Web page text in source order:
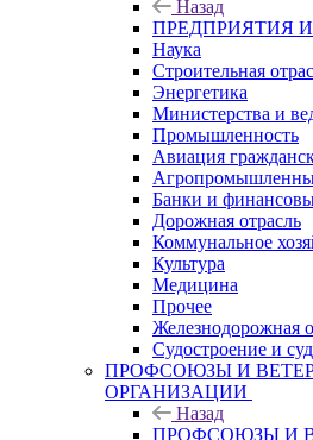
Назад
ПРЕДПРИЯТИЯ
Наука
Строительная
Энергетика
Министерства и
Промышленность
Авиация
Банки и
Дорожная отрасль
Коммунальное
Культура
Медицина
Прочее
Железнодорожная
Судостроение и
ПРОФСОЮЗЫ И
ОРГАНИЗАЦИИ
Назад
ПРОФСОЮЗЫ И